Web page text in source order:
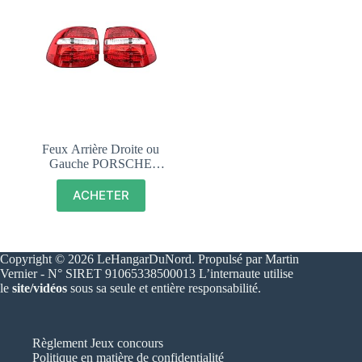
Feux Arrière Droite ou
Gauche PORSCHE
Cayenne 955 – (2007-
2009) – 95563148502
ACHETER
Copyright © 2026 LeHangarDuNord. Propulsé par Martin
Vernier - N° SIRET 91065338500013 L’internaute utilise
le site/vidéos sous sa seule et entière responsabilité.
Règlement Jeux concours
Politique en matière de confidentialité